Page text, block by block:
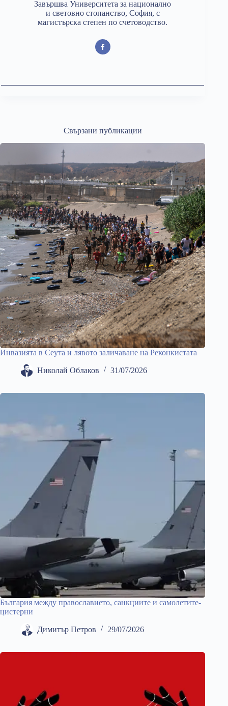
Завършва Университета за национално
и световно стопанство, София, с
магистърска степен по счетоводство.
Свързани публикации
Инвазията в Сеута и лявото заличаване на Реконкистата
Николай Облаков 31/07/2026
България между православието, санкциите и самолетите-
цистерни
Димитър Петров 29/07/2026